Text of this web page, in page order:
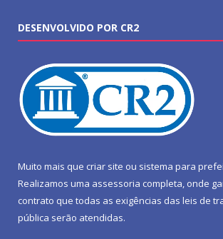
DESENVOLVIDO POR CR2
Muito mais que criar site ou sistema para
Realizamos uma assessoria completa, onde
contrato que todas as exigências das leis de
pública serão atendidas.